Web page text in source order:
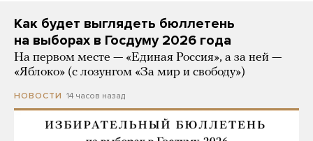
Как будет выглядеть бюллетень
на выборах в Госдуму 2026 года
На первом месте — «Единая Россия», а за ней —
«Яблоко» (с лозунгом «За мир и свободу»)
НОВОСТИ 14 часов назад